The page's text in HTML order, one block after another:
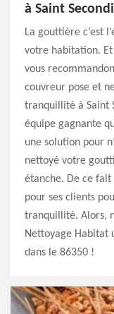
à Saint
La gouttière c’est
votre habitation.
vous
couvreur pose et
tranquillité à Saint
équipe gagnante
une solution pour
nettoyé votre
étanche. De ce
pour ses clients
tranquillité. Alors,
Nettoyage Habitat
dans le 86350 !